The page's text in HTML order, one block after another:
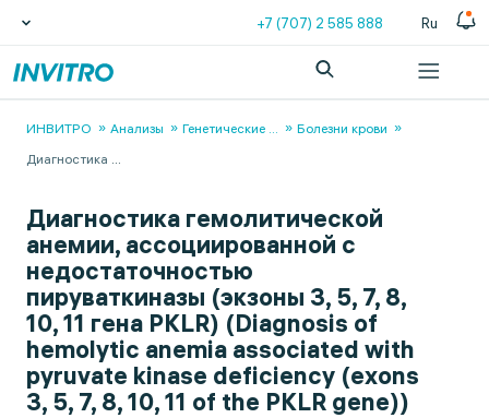
+7 (707) 2 585 888 Ru
ИНВИТРО Анализы Генетические ...
Болезни крови
Диагностика ...
Диагностика гемолитической
анемии, ассоциированной с
недостаточностью
пируваткиназы (экзоны 3, 5, 7, 8,
10, 11 гена PKLR) (Diagnosis of
hemolytic anemia associated with
pyruvate kinase deficiency (exons
3, 5, 7, 8, 10, 11 of the PKLR gene))